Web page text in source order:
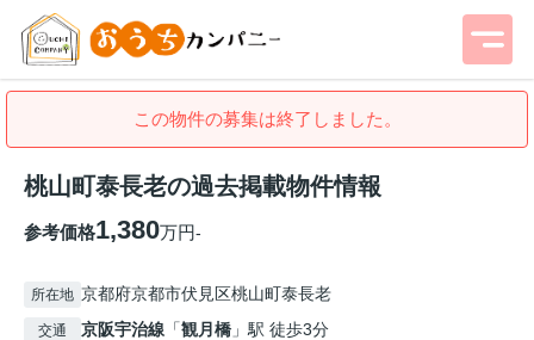
この物件の募集は終了しました。
桃山町泰長老の過去掲載物件情報
参考価格1,380万円-
所在地 京都府京都市伏見区桃山町泰長老
交通 京阪宇治線 「観月橋 」駅 徒歩3分